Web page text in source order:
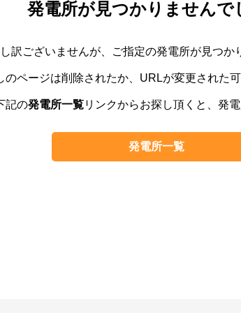
発電所が見つかりませんで
訳ございませんが、ご指定の発電所が見つか
のページは削除されたか、URLが変更された可
記の発電所一覧リンクからお探し頂くと、発
発電所一覧